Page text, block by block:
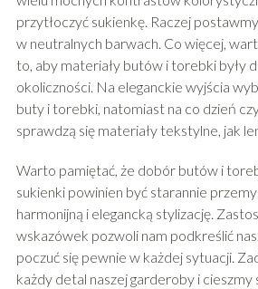
przytłoczyć sukienkę. Raczej
w neutralnych barwach. Co więcej,
to, aby materiały butów i torebki były
okoliczności. Na eleganckie wyjścia
buty i torebki, natomiast na co dzień
sprawdzą się materiały tekstylne, jak
Warto pamiętać, że dobór butów i
sukienki powinien być starannie
harmonijną i elegancką stylizację.
wskazówek pozwoli nam podkreślić
poczuć się pewnie w każdej sytuacji.
każdy detal naszej garderoby i cieszmy